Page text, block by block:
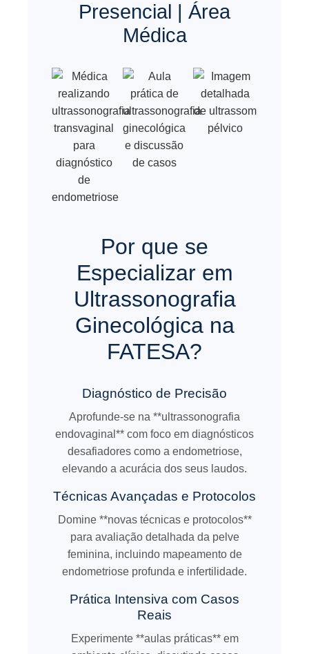
Presencial | Área
Médica
Por que se
Especializar em
Ultrassonografia
Ginecológica na
FATESA?
Diagnóstico de Precisão
Aprofunde-se na **ultrassonografia
endovaginal** com foco em diagnósticos
desafiadores como a endometriose,
elevando a acurácia dos seus laudos.
Técnicas Avançadas e Protocolos
Domine **novas técnicas e protocolos**
para avaliação detalhada da pelve
feminina, incluindo mapeamento de
endometriose profunda e infertilidade.
Prática Intensiva com Casos
Reais
Experimente **aulas práticas** em